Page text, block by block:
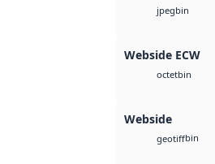
jpegbin
Webside ECW
octetbin
Webside
geotiffbin